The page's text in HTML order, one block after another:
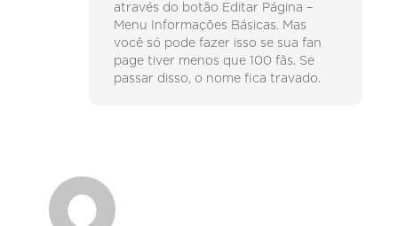
através do botão Editar Página –
Menu Informações Básicas. Mas
você só pode fazer isso se sua fan
page tiver menos que 100 fãs. Se
passar disso, o nome fica travado.